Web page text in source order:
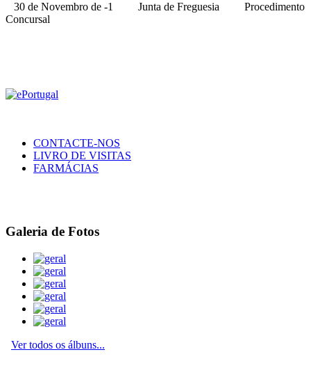
30 de Novembro de -1 Junta de Freguesia
Procedimento
Concursal
CONTACTE-NOS
LIVRO DE VISITAS
FARMÁCIAS
Galeria de Fotos
Ver todos os álbuns...